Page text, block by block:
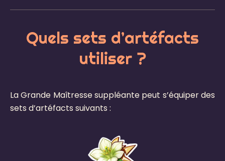
Quels sets d’artéfacts
utiliser ?
La Grande Maîtresse suppléante peut s’équiper des
sets d’artéfacts suivants :